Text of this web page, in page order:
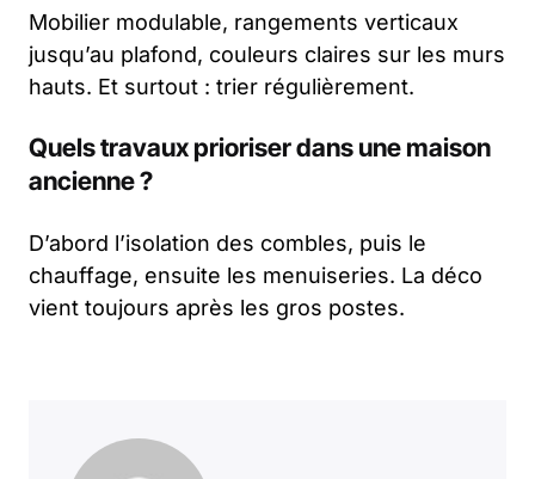
Mobilier modulable, rangements verticaux
jusqu’au plafond, couleurs claires sur les murs
hauts. Et surtout : trier régulièrement.
Quels travaux prioriser dans une maison
ancienne ?
D’abord l’isolation des combles, puis le
chauffage, ensuite les menuiseries. La déco
vient toujours après les gros postes.